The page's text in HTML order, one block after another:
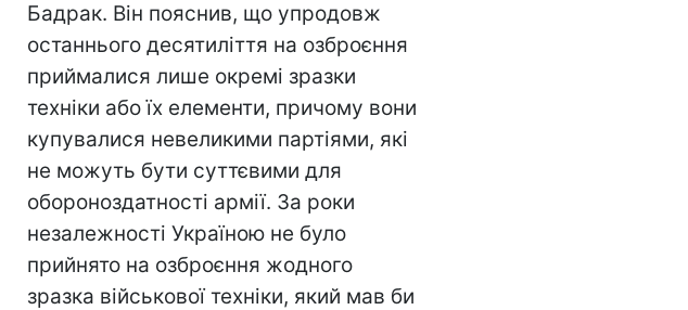
Бадрак. Він пояснив, що упродовж
останнього десятиліття на озброєння
приймалися лише окремі зразки
техніки або їх елементи, причому вони
купувалися невеликими партіями, які
не можуть бути суттєвими для
обороноздатності армії. За роки
незалежності Україною не було
прийнято на озброєння жодного
зразка військової техніки, який мав би